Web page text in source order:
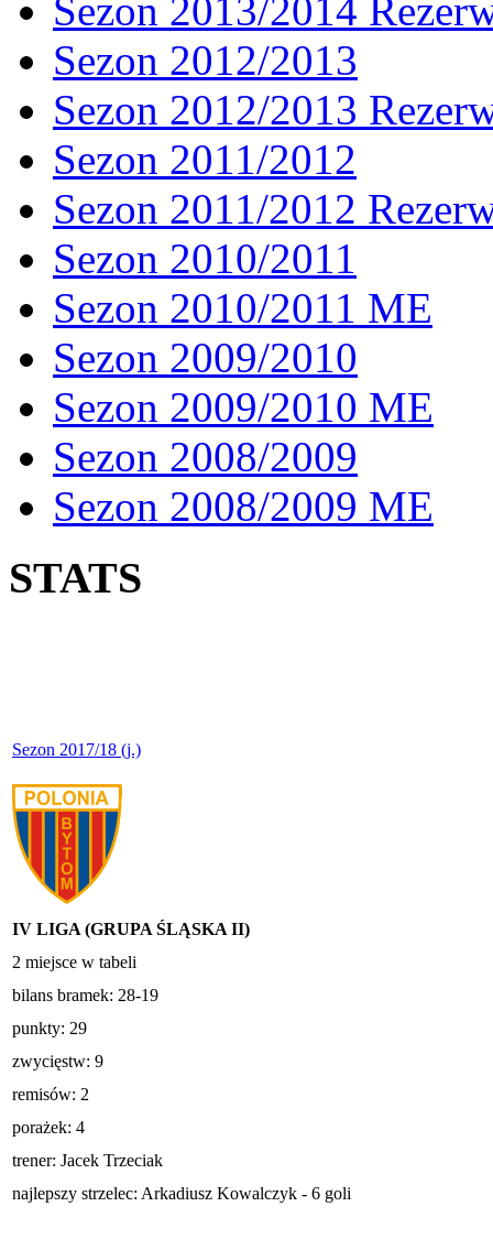
Sezon 2013/2014
Sezon 2012/2013
Sezon 2012/2013
Sezon 2011/2012
Sezon 2011/2012
Sezon 2010/2011
Sezon 2010/2011 ME
Sezon 2009/2010
Sezon 2009/2010 ME
Sezon 2008/2009
Sezon 2008/2009 ME
STATS
Sezon 2017/18 (j.)
IV LIGA (GRUPA ŚLĄSKA II)
2 miejsce w tabeli
bilans bramek: 28-19
punkty: 29
zwycięstw: 9
remisów: 2
porażek: 4
trener: Jacek Trzeciak
najlepszy strzelec: Arkadiusz Kowalczyk - 6 goli